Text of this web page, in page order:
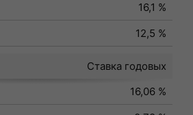
16,1 %
12,5 %
Ставка годовых
16,06 %